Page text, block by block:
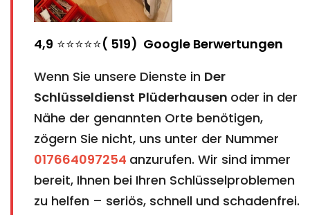
4,9 ⭐⭐⭐⭐⭐( 519) Google Berwertungen
Wenn Sie unsere Dienste in Der
Schlüsseldienst Plüderhausen oder in der
Nähe der genannten Orte benötigen,
zögern Sie nicht, uns unter der Nummer
017664097254 anzurufen. Wir sind immer
bereit, Ihnen bei Ihren Schlüsselproblemen
zu helfen – seriös, schnell und schadenfrei.